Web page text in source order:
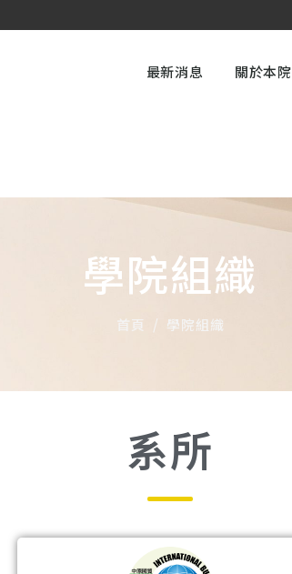
最新消息 關於本院
學院組織
首頁 / 學院組織
系所